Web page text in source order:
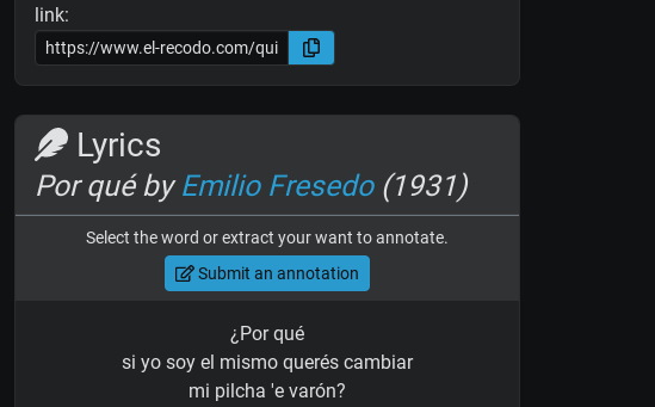
link:
Lyrics
Por qué byEmilio Fresedo(1931)
Select the word or extract your want to annotate.
Submit an annotation
¿Por qué
si yo soy el mismo querés cambiar
mi pilcha 'e varón?